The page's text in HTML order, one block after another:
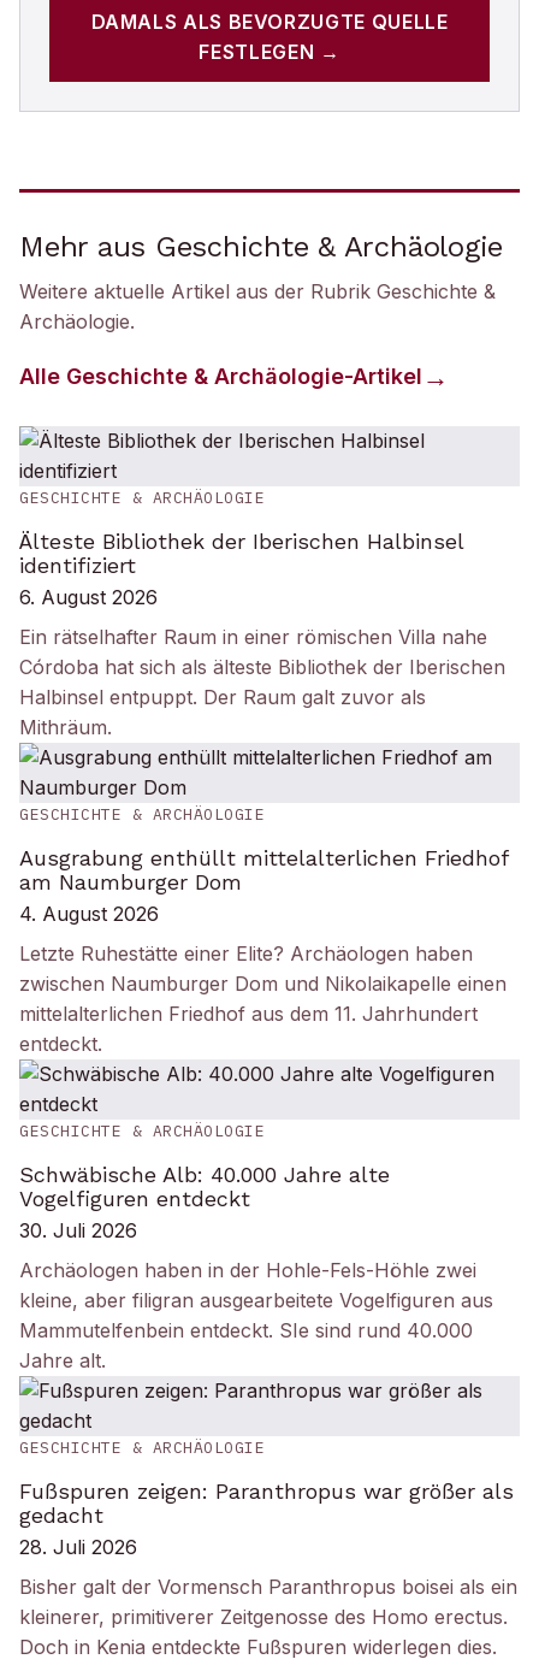
DAMALS ALS BEVORZUGTE QUELLE
FESTLEGEN →
Mehr aus Geschichte & Archäologie
Weitere aktuelle Artikel aus der Rubrik Geschichte &
Archäologie.
Alle Geschichte & Archäologie-Artikel
GESCHICHTE & ARCHÄOLOGIE
Älteste Bibliothek der Iberischen Halbinsel
identifiziert
6. August 2026
Ein rätselhafter Raum in einer römischen Villa nahe
Córdoba hat sich als älteste Bibliothek der Iberischen
Halbinsel entpuppt. Der Raum galt zuvor als
Mithräum.
GESCHICHTE & ARCHÄOLOGIE
Ausgrabung enthüllt mittelalterlichen Friedhof
am Naumburger Dom
4. August 2026
Letzte Ruhestätte einer Elite? Archäologen haben
zwischen Naumburger Dom und Nikolaikapelle einen
mittelalterlichen Friedhof aus dem 11. Jahrhundert
entdeckt.
GESCHICHTE & ARCHÄOLOGIE
Schwäbische Alb: 40.000 Jahre alte
Vogelfiguren entdeckt
30. Juli 2026
Archäologen haben in der Hohle-Fels-Höhle zwei
kleine, aber filigran ausgearbeitete Vogelfiguren aus
Mammutelfenbein entdeckt. SIe sind rund 40.000
Jahre alt.
GESCHICHTE & ARCHÄOLOGIE
Fußspuren zeigen: Paranthropus war größer als
gedacht
28. Juli 2026
Bisher galt der Vormensch Paranthropus boisei als ein
kleinerer, primitiverer Zeitgenosse des Homo erectus.
Doch in Kenia entdeckte Fußspuren widerlegen dies.